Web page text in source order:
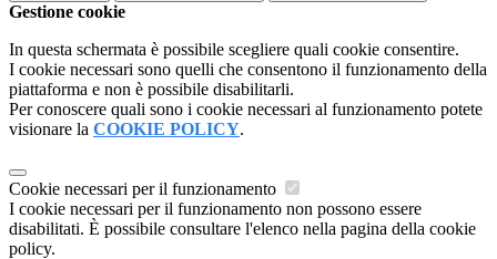
Gestione cookie
In questa schermata è possibile scegliere quali cookie consentire.
I cookie necessari sono quelli che consentono il funzionamento della
piattaforma e non è possibile disabilitarli.
Per conoscere quali sono i cookie necessari al funzionamento potete
visionare la COOKIE POLICY.
Cookie necessari per il funzionamento
I cookie necessari per il funzionamento non possono essere
disabilitati. È possibile consultare l'elenco nella pagina della cookie
policy.